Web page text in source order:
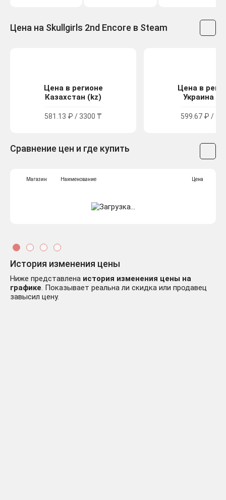
Цена на Skullgirls 2nd Encore в Steam
Цена в регионе
Казахстан (kz)
581.13 ₽ / 3300 ₸
Цена в
Украина
599.67 ₽ /
Сравнение цен и где купить
Магазин Наименование Цена
История изменения цены
Ниже представлена история изменения цены на
графике. Показывает реальна ли скидка или продавец
завысил цену.